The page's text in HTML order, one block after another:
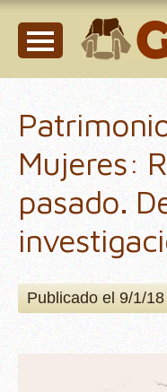
Mujeres:
pasado.
Publicado el 9/1/18